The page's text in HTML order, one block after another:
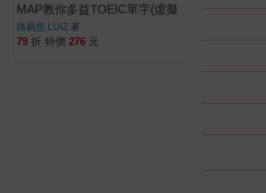
MAP教你多益TOEIC單字(虛擬
點讀筆版)(附線上測驗13回＋單
字記憶影片130
路易思 LUIZ 著
79 折 特價 276 元